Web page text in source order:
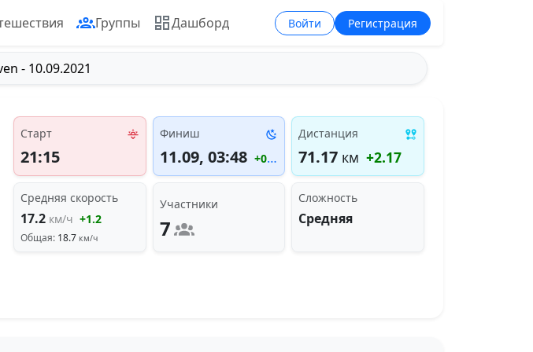
Группы Дашборд Войти Регистрация
- 10.09.2021
Старт
21:15
Финиш
11.09, 03:48 +00:33:00
Дистанция
71.17 км +2.17
Средняя скорость
17.2 км/ч +1.2
Общая: 18.7 км/ч
Участники
7
Сложность
Средняя